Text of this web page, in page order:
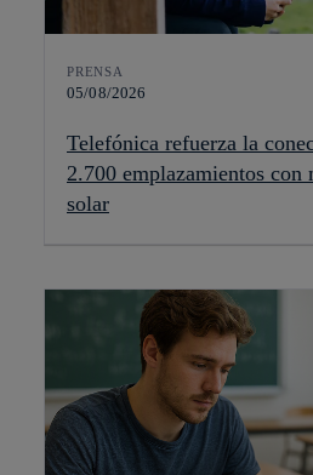
PRENSA
05/08/2026
Telefónica refuerza la
2.700 emplazamientos
solar